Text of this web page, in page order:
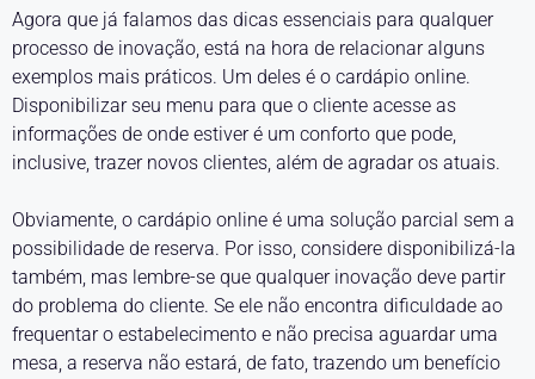
Agora que já falamos das dicas essenciais para qualquer
processo de inovação, está na hora de relacionar alguns
exemplos mais práticos. Um deles é o cardápio online.
Disponibilizar seu menu para que o cliente acesse as
informações de onde estiver é um conforto que pode,
inclusive, trazer novos clientes, além de agradar os atuais.
Obviamente, o cardápio online é uma solução parcial sem a
possibilidade de reserva. Por isso, considere disponibilizá-la
também, mas lembre-se que qualquer inovação deve partir
do problema do cliente. Se ele não encontra dificuldade ao
frequentar o estabelecimento e não precisa aguardar uma
mesa, a reserva não estará, de fato, trazendo um benefício